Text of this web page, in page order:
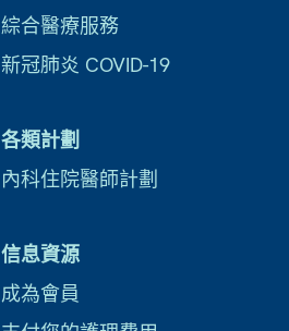
綜合醫療服務
新冠肺炎 COVID-19
各類計劃
內科住院醫師計劃
信息資源
成為會員